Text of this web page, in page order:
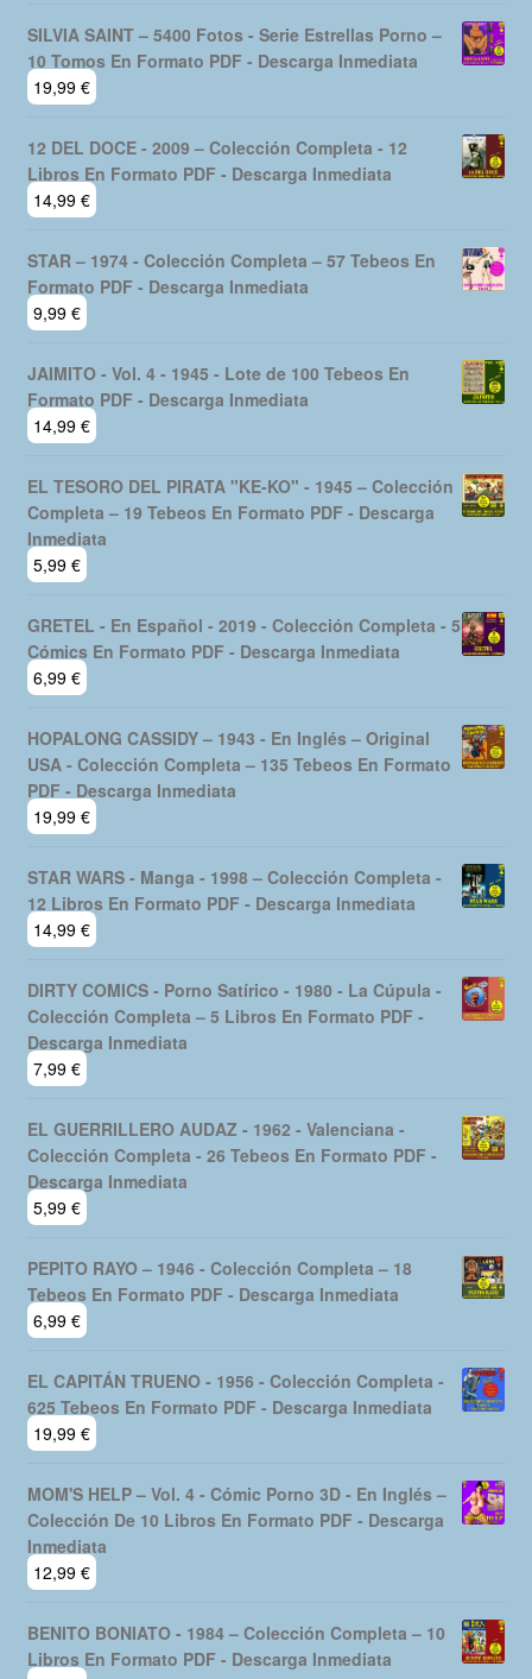
SILVIA SAINT – 5400 Fotos - Serie Estrellas Porno –
10 Tomos En Formato PDF - Descarga Inmediata
19,99 €
12 DEL DOCE - 2009 – Colección Completa - 12
Libros En Formato PDF - Descarga Inmediata
14,99 €
STAR – 1974 - Colección Completa – 57 Tebeos En
Formato PDF - Descarga Inmediata
9,99 €
JAIMITO - Vol. 4 - 1945 - Lote de 100 Tebeos En
Formato PDF - Descarga Inmediata
14,99 €
EL TESORO DEL PIRATA "KE-KO" - 1945 – Colección
Completa – 19 Tebeos En Formato PDF - Descarga
Inmediata
5,99 €
GRETEL - En Español - 2019 - Colección Completa - 5
Cómics En Formato PDF - Descarga Inmediata
6,99 €
HOPALONG CASSIDY – 1943 - En Inglés – Original
USA - Colección Completa – 135 Tebeos En Formato
PDF - Descarga Inmediata
19,99 €
STAR WARS - Manga - 1998 – Colección Completa -
12 Libros En Formato PDF - Descarga Inmediata
14,99 €
DIRTY COMICS - Porno Satírico - 1980 - La Cúpula -
Colección Completa – 5 Libros En Formato PDF -
Descarga Inmediata
7,99 €
EL GUERRILLERO AUDAZ - 1962 - Valenciana -
Colección Completa - 26 Tebeos En Formato PDF -
Descarga Inmediata
5,99 €
PEPITO RAYO – 1946 - Colección Completa – 18
Tebeos En Formato PDF - Descarga Inmediata
6,99 €
EL CAPITÁN TRUENO - 1956 - Colección Completa -
625 Tebeos En Formato PDF - Descarga Inmediata
19,99 €
MOM'S HELP – Vol. 4 - Cómic Porno 3D - En Inglés –
Colección De 10 Libros En Formato PDF - Descarga
Inmediata
12,99 €
BENITO BONIATO - 1984 – Colección Completa – 10
Libros En Formato PDF - Descarga Inmediata